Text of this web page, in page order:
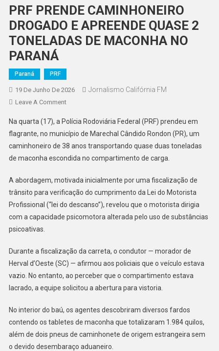
PRF PRENDE CAMINHONEIRO
DROGADO E APREENDE QUASE 2
TONELADAS DE MACONHA NO
PARANÁ
Paraná PRF
19 De Junho De 2026 Jornalismo Califórnia FM
Leave A CommentOn
PRENDE
CAMINHONEIRO
DROGADO
E
QUASE
2
TONELADAS
DE
PARANÁ
Na quarta (17), a Polícia Rodoviária Federal (PRF) prendeu em
flagrante, no município de Marechal Cândido Rondon (PR), um
caminhoneiro de 38 anos transportando quase duas toneladas
de maconha escondida no compartimento de carga.
A abordagem, motivada inicialmente por uma fiscalização de
trânsito para verificação do cumprimento da Lei do Motorista
Profissional (“lei do descanso”), revelou que o motorista dirigia
com a capacidade psicomotora alterada pelo uso de substâncias
psicoativas.
Durante a fiscalização da carreta, o condutor — morador de
Herval d’Oeste (SC) — afirmou aos policiais que o veículo estava
vazio. No entanto, ao perceber que o compartimento estava
lacrado, a equipe solicitou a abertura para vistoria.
No interior do baú, os agentes descobriram diversos fardos
contendo os tabletes de maconha que totalizaram 1.984 quilos,
além de dois pneus de caminhonete de origem estrangeira sem
o devido desembaraço aduaneiro.